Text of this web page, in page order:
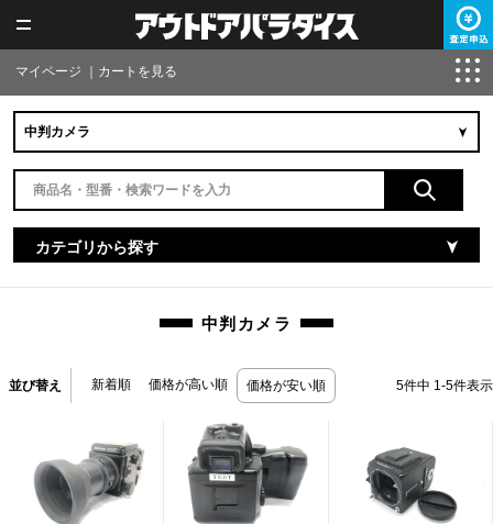
マイページ カートを見る
カテゴリから探す
中判カメラ
並び替え 新着順 価格が高い順 価格が安い順 5件中 1-5件表示